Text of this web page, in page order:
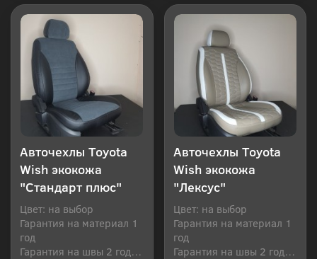
Авточехлы Toyota
Wish экокожа
"Стандарт плюс"
Цвет: на выбор
Гарантия на материал 1
год
Гарантия на швы 2 года
Авточехлы Toyota
Wish экокожа
"Лексус"
Цвет: на выбор
Гарантия на материал 1
год
Гарантия на швы 2 года